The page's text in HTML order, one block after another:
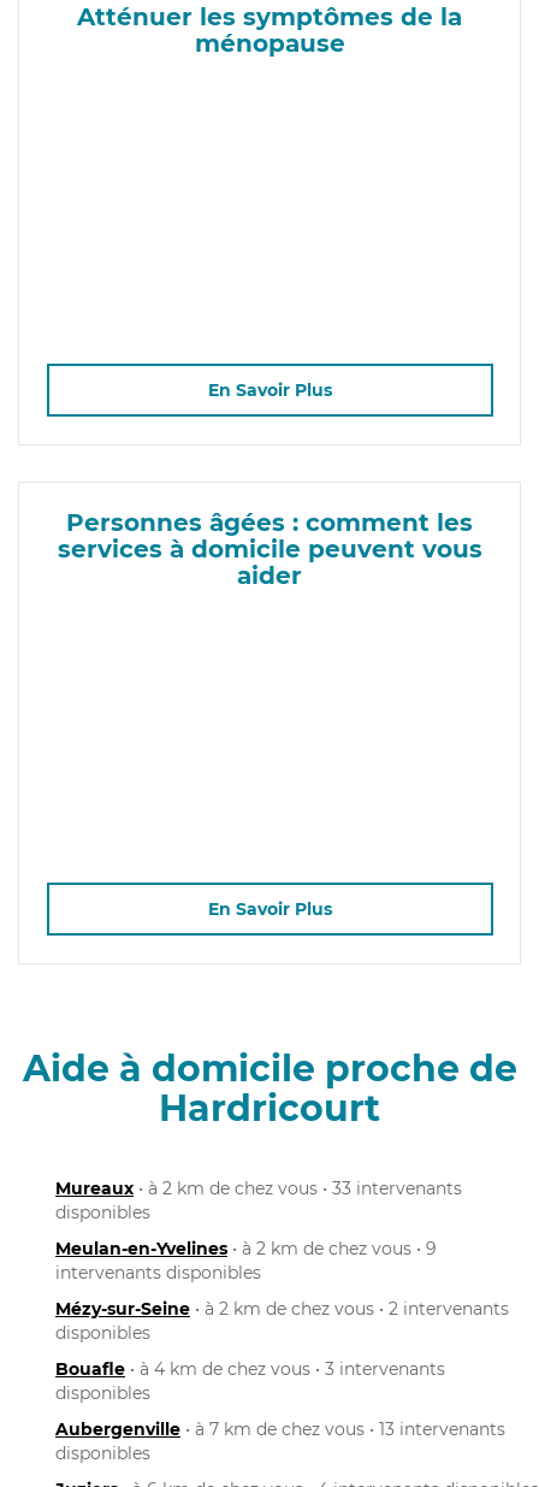
Atténuer les symptômes de la
ménopause
En Savoir Plus
Personnes âgées : comment les
services à domicile peuvent vous
aider
En Savoir Plus
Aide à domicile proche de
Hardricourt
Mureaux • à 2 km de chez vous • 33 intervenants
disponibles
Meulan-en-Yvelines • à 2 km de chez vous • 9
intervenants disponibles
Mézy-sur-Seine • à 2 km de chez vous • 2 intervenants
disponibles
Bouafle • à 4 km de chez vous • 3 intervenants
disponibles
Aubergenville • à 7 km de chez vous • 13 intervenants
disponibles